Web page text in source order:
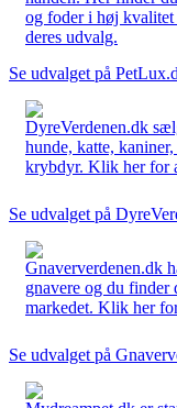
og foder i høj
deres udvalg.
Se udvalget på
DyreVerdenen.dk
hunde, katte,
krybdyr. Klik her for
Se udvalget på
Gnaververdenen.dk
gnavere og du finder
markedet. Klik her
Se udvalget på